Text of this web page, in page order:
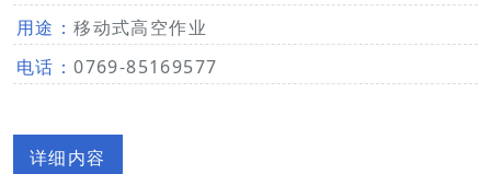
用途：移动式高空作业
电话：0769-85169577
详细内容